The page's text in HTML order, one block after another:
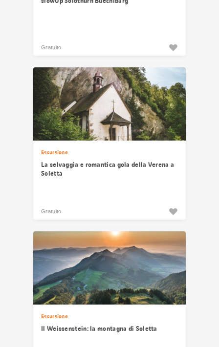
Gratuito
Escursione
La selvaggia e romantica gola della Verena a
Soletta
Gratuito
Escursione
Il Weissenstein: la montagna di Soletta